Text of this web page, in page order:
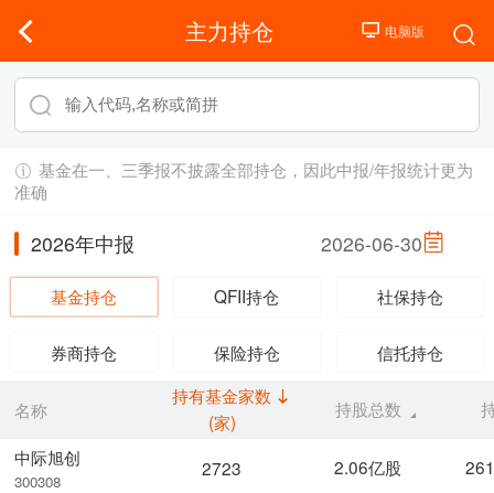
主力持仓
基金在一、三季报不披露全部持仓，因此中报/年报统计更为
准确
2026年中报 2026-06-30
基金持仓 QFII持仓 社保持仓
券商持仓 保险持仓 信托持仓
名称
中际旭创
300308
持有基金家数
(家)
持股总数
2723 2.06亿股